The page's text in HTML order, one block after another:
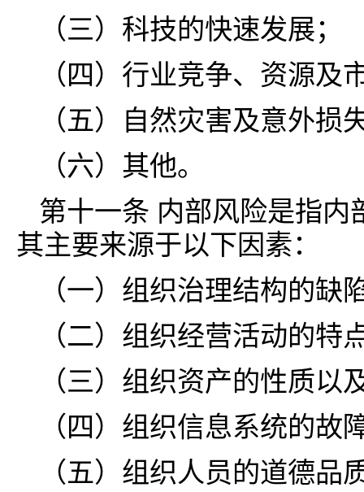
（三）科技的快速发展；
（四）行业竞争、资源及
（五）自然灾害及意外损
（六）其他。
第十一条 内部风险是指
其主要来源于以下因素：
（一）组织治理结构的缺
（二）组织经营活动的特
（三）组织资产的性质以
（四）组织信息系统的故
（五）组织人员的道德品